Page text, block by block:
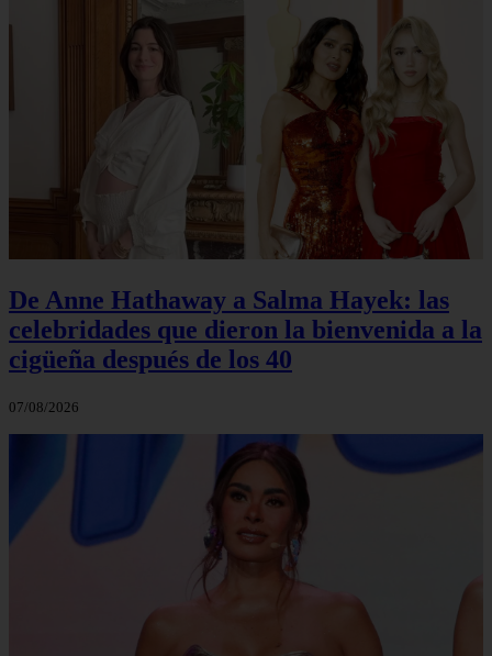
De Anne Hathaway a Salma Hayek: las
celebridades que dieron la bienvenida a la
cigüeña después de los 40
07/08/2026